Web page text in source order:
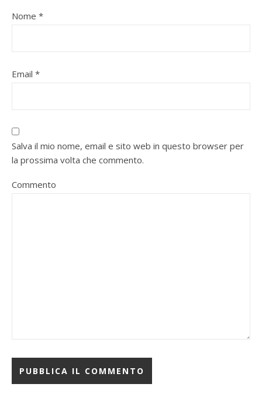
Nome *
Email *
Salva il mio nome, email e sito web in questo browser per
la prossima volta che commento.
Commento